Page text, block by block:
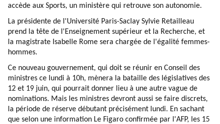
accède aux Sports, un ministère qui retrouve son autonomie.
La présidente de l'Université Paris-Saclay Sylvie Retailleau
prend la tête de l'Enseignement supérieur et la Recherche, et
la magistrate Isabelle Rome sera chargée de l'égalité femmes-
hommes.
Ce nouveau gouvernement, qui doit se réunir en Conseil des
ministres ce lundi à 10h, mènera la bataille des législatives des
12 et 19 juin, qui pourrait donner lieu à une autre vague de
nominations. Mais les ministres devront aussi se faire discrets,
la période de réserve débutant précisément lundi. En sachant
que selon une information Le Figaro confirmée par l'AFP, les 15